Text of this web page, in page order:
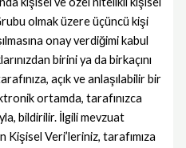
olmak üzere üçüncü kişi
onay verdiğimi kabul
birini ya da birkaçını
açık ve anlaşılabilir bir
ortamda, tarafınızca
bildirilir. İlgili mevzuat
Kişisel Veri’leriniz, tarafımıza